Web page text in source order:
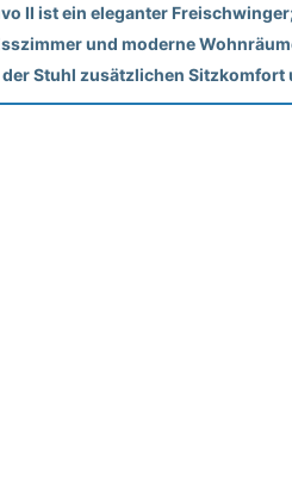
II ist ein eleganter
und moderne
Stuhl zusätzlichen